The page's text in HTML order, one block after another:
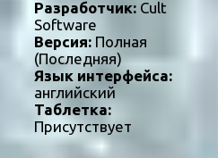
Разработчик: Cult
Software
Версия: Полная
(Последняя)
Язык интерфейса:
английский
Таблетка:
Присутствует